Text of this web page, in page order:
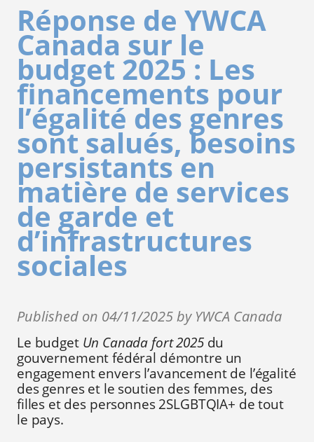
Réponse de YWCA
Canada sur le
budget 2025 : Les
financements pour
l’égalité des genres
sont salués, besoins
persistants en
matière de services
de garde et
d’infrastructures
sociales
Published on 04/11/2025 by YWCA Canada
Le budget Un Canada fort 2025du
gouvernement fédéral démontre un
engagement envers l’avancement de l’égalité
des genres et le soutien des femmes, des
filles et des personnes 2SLGBTQIA+ de tout
le pays.